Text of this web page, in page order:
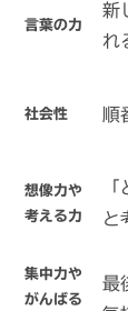
言葉の力
新
れ
社会性 順
想像力や
考える力
と
集中力や
がんばる
最